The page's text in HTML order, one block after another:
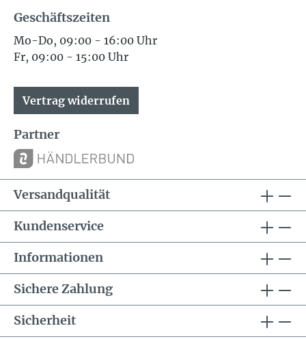
Geschäftszeiten
Mo-Do, 09:00 - 16:00 Uhr
Fr, 09:00 - 15:00 Uhr
Vertrag widerrufen
Partner
Versandqualität
Kundenservice
Informationen
Sichere Zahlung
Sicherheit